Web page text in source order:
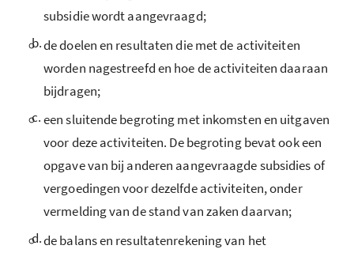
subsidie wordt aangevraagd;
b.de doelen en resultaten die met de activiteiten
worden nagestreefd en hoe de activiteiten daaraan
bijdragen;
c.een sluitende begroting met inkomsten en uitgaven
voor deze activiteiten. De begroting bevat ook een
opgave van bij anderen aangevraagde subsidies of
vergoedingen voor dezelfde activiteiten, onder
vermelding van de stand van zaken daarvan;
d.de balans en resultatenrekening van het